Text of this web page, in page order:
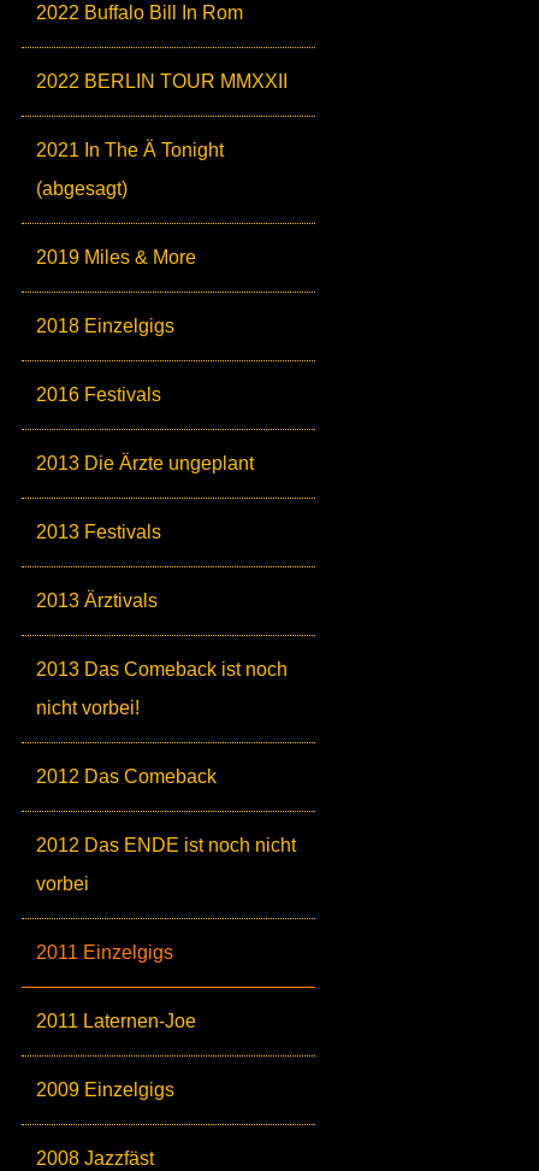
2022 Buffalo Bill In Rom
2022 BERLIN TOUR MMXXII
2021 In The Ä Tonight
(abgesagt)
2019 Miles & More
2018 Einzelgigs
2016 Festivals
2013 Die Ärzte ungeplant
2013 Festivals
2013 Ärztivals
2013 Das Comeback ist noch
nicht vorbei!
2012 Das Comeback
2012 Das ENDE ist noch nicht
vorbei
2011 Einzelgigs
2011 Laternen-Joe
2009 Einzelgigs
2008 Jazzfäst